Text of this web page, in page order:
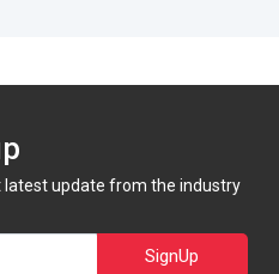
latest update from the industry
SignUp